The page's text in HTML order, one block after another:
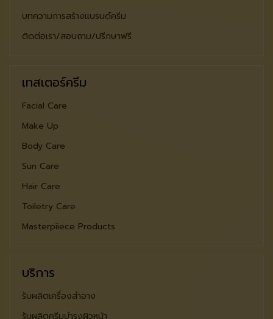
บทความการสร้างแบรนด์ครีม
ติดต่อเรา/สอบถาม/ปรีกษาฟรี
เทสเตอร์ครีม
Facial Care
Make Up
Body Care
Sun Care
Hair Care
Toiletry Care
Masterpiiece Products
บริการ
รับผลิตเครื่องสำอาง
รับผลิตครีมบำรุงผิวหน้า